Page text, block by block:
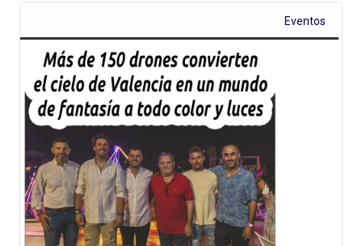
Eventos